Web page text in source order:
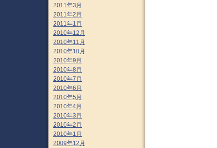
2011年3月
2011年2月
2011年1月
2010年12月
2010年11月
2010年10月
2010年9月
2010年8月
2010年7月
2010年6月
2010年5月
2010年4月
2010年3月
2010年2月
2010年1月
2009年12月